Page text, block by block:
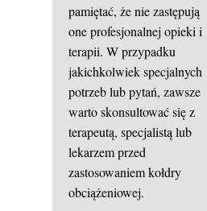
pamiętać, że nie zastępują
one profesjonalnej opieki i
terapii. W przypadku
jakichkolwiek specjalnych
potrzeb lub pytań, zawsze
warto skonsultować się z
terapeutą, specjalistą lub
lekarzem przed
zastosowaniem kołdry
obciążeniowej.